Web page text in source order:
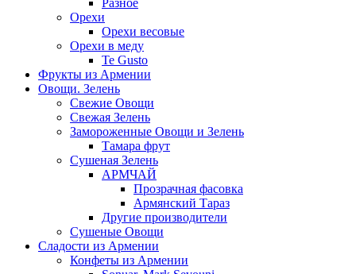
Разное
Орехи
Орехи весовые
Орехи в меду
Te Gusto
Фрукты из Армении
Овощи. Зелень
Свежие Овощи
Свежая Зелень
Замороженные Овощи и Зелень
Тамара фрут
Сушеная Зелень
АРМЧАЙ
Прозрачная фасовка
Армянский Тараз
Другие производители
Сушеные Овощи
Сладости из Армении
Конфеты из Армении